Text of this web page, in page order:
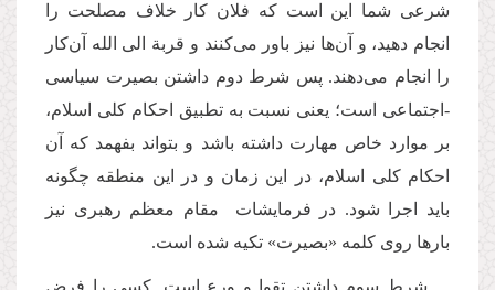
شرعی شما این است که فلان کار خلاف مصلحت را
انجام دهید، و آن‌ها نیز باور می‌کنند و قربة الی الله آن‌کار
را انجام می‌دهند. پس شرط دوم داشتن بصیرت سیاسی
-اجتماعی است؛ یعنی نسبت به تطبیق احکام کلی اسلام،
بر موارد خاص مهارت داشته باشد و بتواند بفهمد که آن
احکام کلی اسلام، در این زمان و در این منطقه چگونه
باید اجرا شود. در فرمایشات مقام معظم رهبری نیز
بارها روی کلمه «بصیرت» تکیه شده است.
شرط سوم داشتن تقوا و ورع است. کسی را فرض